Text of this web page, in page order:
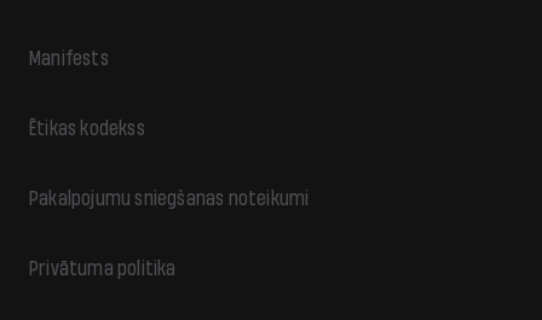
Manifests
Ētikas kodekss
Pakalpojumu sniegšanas noteikumi
Privātuma politika